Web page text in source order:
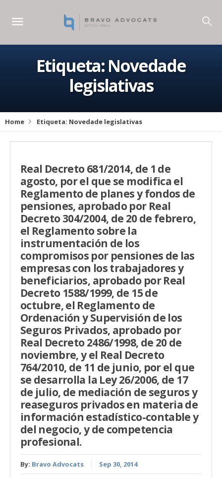
Etiqueta:Novedade
legislativas
Home Etiqueta: Novedade legislativas
Real Decreto 681/2014, de 1 de
agosto, por el que se modifica el
Reglamento de planes y fondos de
pensiones, aprobado por Real
Decreto 304/2004, de 20 de febrero,
el Reglamento sobre la
instrumentación de los
compromisos por pensiones de las
empresas con los trabajadores y
beneficiarios, aprobado por Real
Decreto 1588/1999, de 15 de
octubre, el Reglamento de
Ordenación y Supervisión de los
Seguros Privados, aprobado por
Real Decreto 2486/1998, de 20 de
noviembre, y el Real Decreto
764/2010, de 11 de junio, por el que
se desarrolla la Ley 26/2006, de 17
de julio, de mediación de seguros y
reaseguros privados en materia de
información estadístico-contable y
del negocio, y de competencia
profesional.
By: Bravo Advocats Sep 30, 2014